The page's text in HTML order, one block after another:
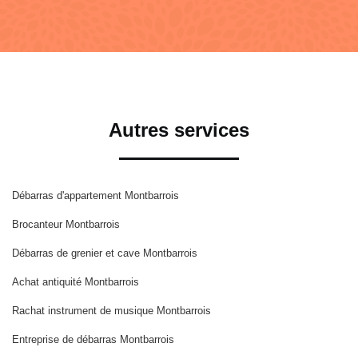
Autres services
Débarras d'appartement Montbarrois
Brocanteur Montbarrois
Débarras de grenier et cave Montbarrois
Achat antiquité Montbarrois
Rachat instrument de musique Montbarrois
Entreprise de débarras Montbarrois